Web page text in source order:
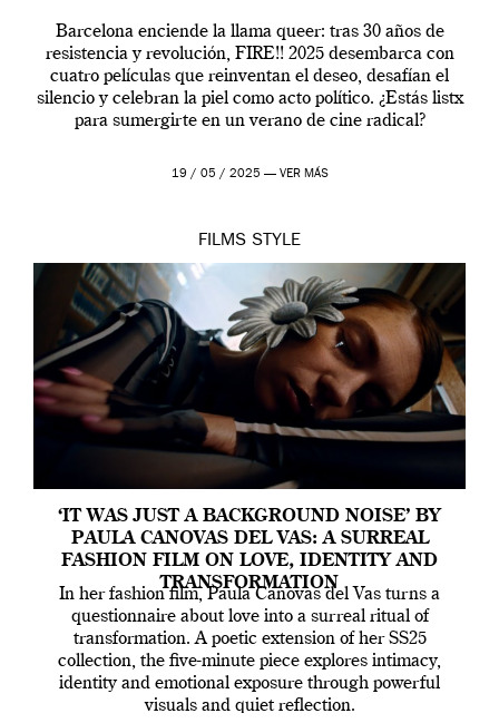
Barcelona enciende la llama queer: tras 30 años de
resistencia y revolución, FIRE!! 2025 desembarca con
cuatro películas que reinventan el deseo, desafían el
silencio y celebran la piel como acto político. ¿Estás listx
para sumergirte en un verano de cine radical?
19 / 05 / 2025 — VER MÁS
FILMS STYLE
‘IT WAS JUST A BACKGROUND NOISE’ BY
PAULA CANOVAS DEL VAS: A SURREAL
FASHION FILM ON LOVE, IDENTITY AND
TRANSFORMATION
In her fashion film, Paula Canovas del Vas turns a
questionnaire about love into a surreal ritual of
transformation. A poetic extension of her SS25
collection, the five-minute piece explores intimacy,
identity and emotional exposure through powerful
visuals and quiet reflection.